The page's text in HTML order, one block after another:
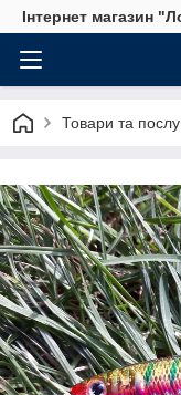
Інтернет магазин
Товари та